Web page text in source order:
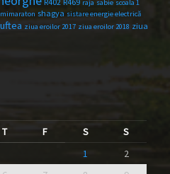
raja sabie scoala 1
shagya sistare energie electrică
ziua eroilor 2017 ziua eroilor 2018 ziua
T F S
S
1
2